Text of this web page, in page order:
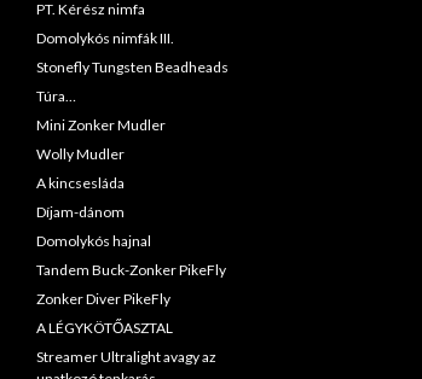
PT. Kérész nimfa
Domolykós nimfák III.
Stonefly Tungsten Beadheads
Túra…
Mini Zonker Mudler
Wolly Mudler
A kincsesláda
Díjam-dánom
Domolykós hajnal
Tandem Buck-Zonker PikeFly
Zonker Diver PikeFly
A LÉGYKÖTŐASZTAL
Streamer Ultralight avagy az